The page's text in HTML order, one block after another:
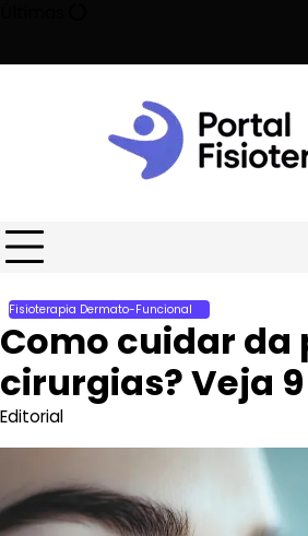
content
Fisioterapia Dermato-Funcional
Como cuidar da
cirurgias? Veja
Editorial